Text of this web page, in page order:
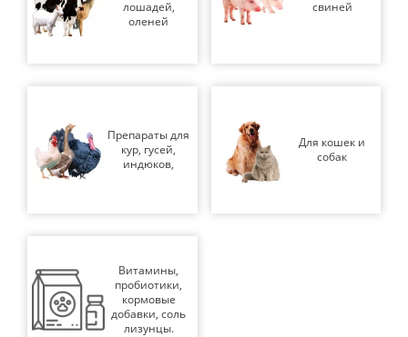
лошадей,
оленей
свиней
Препараты для
кур, гусей,
индюков,
Для кошек и
собак
Витамины,
пробиотики,
кормовые
добавки, соль
лизунцы.